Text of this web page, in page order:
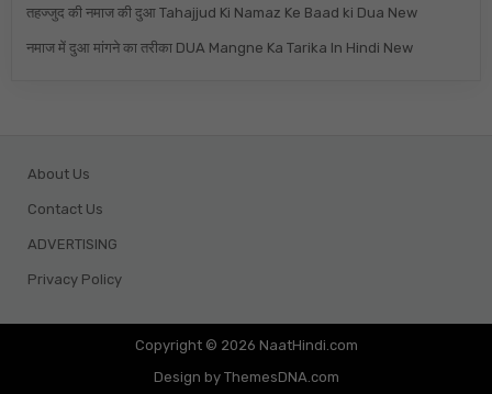
तहज्जुद की नमाज की दुआ Tahajjud Ki Namaz Ke Baad ki Dua New
नमाज में दुआ मांगने का तरीका DUA Mangne Ka Tarika In Hindi New
About Us
Contact Us
ADVERTISING
Privacy Policy
Copyright © 2026 NaatHindi.com
Design by ThemesDNA.com